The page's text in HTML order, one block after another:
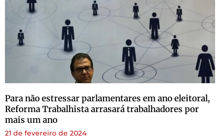
Para não estressar parlamentares em ano eleitoral,
Reforma Trabalhista arrasará trabalhadores por
mais um ano
21 de fevereiro de 2024